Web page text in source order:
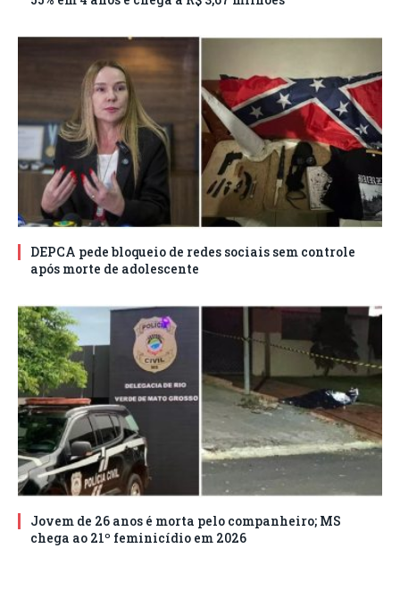
DEPCA pede bloqueio de redes sociais sem controle
após morte de adolescente
Jovem de 26 anos é morta pelo companheiro; MS
chega ao 21º feminicídio em 2026